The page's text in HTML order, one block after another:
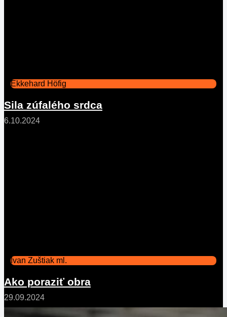
Ekkehard Höfig
Sila zúfalého srdca
6.10.2024
Ivan Zuštiak ml.
Ako poraziť obra
29.09.2024